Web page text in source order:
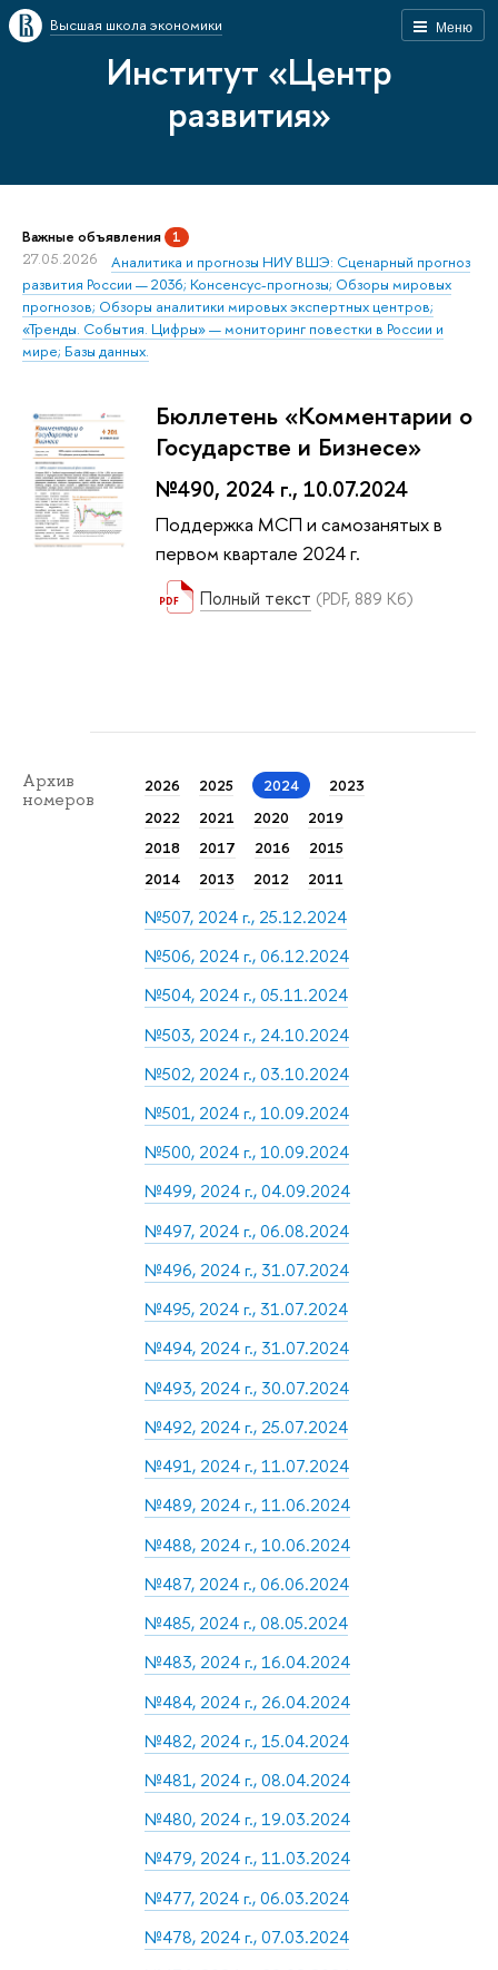
Меню
Высшая школа экономики
Институт «Центр
развития»
Важные объявления 1
27.05.2026
Аналитика и прогнозы НИУ ВШЭ: Сценарный прогноз
развития России — 2036; Консенсус-прогнозы; Обзоры мировых
прогнозов; Обзоры аналитики мировых экспертных центров;
«Тренды. События. Цифры» — мониторинг повестки в России и
мире; Базы данных.
Бюллетень «Комментарии о
Государстве и Бизнесе»
№490, 2024 г., 10.07.2024
Поддержка МСП и самозанятых в
первом квартале 2024 г.
Полный текст (PDF, 889 Кб)
Архив
номеров
2026 2025 2024
2023
2022
2021 2020
2019
2018
2017 2016
2015
2014
2013 2012 2011
№507, 2024 г., 25.12.2024
№506, 2024 г., 06.12.2024
№504, 2024 г., 05.11.2024
№503, 2024 г., 24.10.2024
№502, 2024 г., 03.10.2024
№501, 2024 г., 10.09.2024
№500, 2024 г., 10.09.2024
№499, 2024 г., 04.09.2024
№497, 2024 г., 06.08.2024
№496, 2024 г., 31.07.2024
№495, 2024 г., 31.07.2024
№494, 2024 г., 31.07.2024
№493, 2024 г., 30.07.2024
№492, 2024 г., 25.07.2024
№491, 2024 г., 11.07.2024
№489, 2024 г., 11.06.2024
№488, 2024 г., 10.06.2024
№487, 2024 г., 06.06.2024
№485, 2024 г., 08.05.2024
№483, 2024 г., 16.04.2024
№484, 2024 г., 26.04.2024
№482, 2024 г., 15.04.2024
№481, 2024 г., 08.04.2024
№480, 2024 г., 19.03.2024
№479, 2024 г., 11.03.2024
№477, 2024 г., 06.03.2024
№478, 2024 г., 07.03.2024